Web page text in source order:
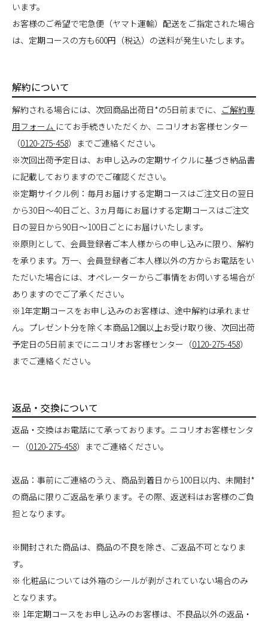
います。
お客様のご希望で宅急便（ヤマト運輸）配送をご指定された場合
は、定期コースの方も600円（税込）の送料が発生いたします。
解約について
解約される場合には、次回商品出荷日*の5日前までに、 ご解約専
用フォーム にてお手続きいただくか、ニコリオお客様センター
（0120-275-458）までご連絡ください。
※次回出荷予定日は、お申し込みの定期サイクルに基づき納品書
に記載しておりますのでご確認ください。
※定期サイクル例：毎月お届けする定期コースはご注文日の翌日
から30日～40日ごと、3ヵ月毎にお届けする定期コースはご注文
日の翌日から90日～100日ごとにお届けいたします。
※原則として、会員登録者ご本人様からの申し込みに限り、解約
を承ります。万一、会員登録者ご本人様以外の方からお電話をい
ただいた場合には、オペレーターからご事情をお伺いする場合が
ありますのでご了承ください。
※1年定期コースをお申し込みのお客様は、途中解約は承れませ
ん。プレゼント分を除く本商品12個以上お受け取り後、次回出荷
予定日の5日前までにニコリオお客様センター（0120-275-458）
までご連絡ください。
返品・交換について
返品・交換はお電話にて承っております。ニコリオお客様センタ
ー（0120-275-458）までご連絡ください。
返品：事前にご連絡のうえ、商品到着日から100日以内、未開封*
の商品に限りご返品を承ります。その際、返送料はお客様のご負
担となります。
※開封された商品は、商品の不良を除き、ご返品不可となりま
す。
※ 化粧品については外箱のシールが剥がされていない場合のみ
となります。
※ 1年定期コースをお申し込みのお客様は、不良品以外の返品・